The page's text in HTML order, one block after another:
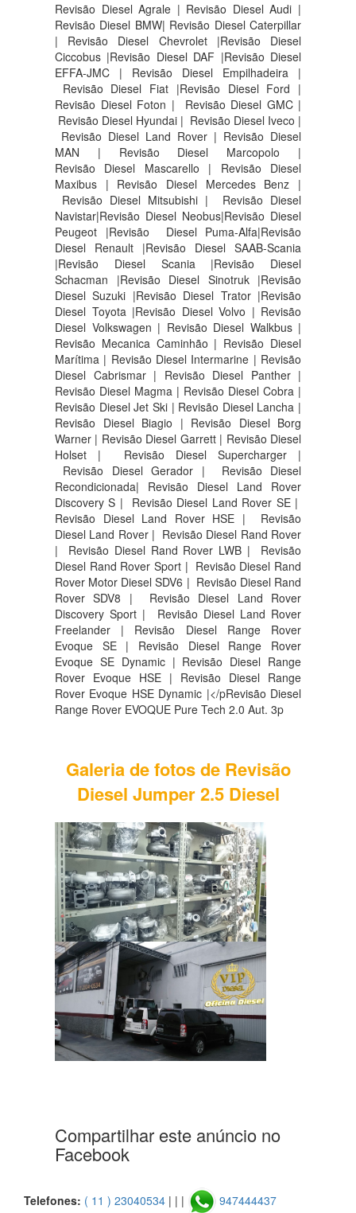
Revisão Diesel Agrale | Revisão Diesel Audi |
Revisão Diesel BMW| Revisão Diesel Caterpillar
| Revisão Diesel Chevrolet |Revisão Diesel
Ciccobus |Revisão Diesel DAF |Revisão Diesel
EFFA-JMC | Revisão Diesel Empilhadeira |
Revisão Diesel Fiat |Revisão Diesel Ford |
Revisão Diesel Foton | Revisão Diesel GMC |
Revisão Diesel Hyundai | Revisão Diesel Iveco |
Revisão Diesel Land Rover | Revisão Diesel
MAN | Revisão Diesel Marcopolo |
Revisão Diesel Mascarello | Revisão Diesel
Maxibus | Revisão Diesel Mercedes Benz |
Revisão Diesel Mitsubishi | Revisão Diesel
Navistar|Revisão Diesel Neobus|Revisão Diesel
Peugeot |Revisão Diesel Puma-Alfa|Revisão
Diesel Renault |Revisão Diesel SAAB-Scania
|Revisão Diesel Scania |Revisão Diesel
Schacman |Revisão Diesel Sinotruk |Revisão
Diesel Suzuki |Revisão Diesel Trator |Revisão
Diesel Toyota |Revisão Diesel Volvo | Revisão
Diesel Volkswagen | Revisão Diesel Walkbus |
Revisão Mecanica Caminhão | Revisão Diesel
Marítima | Revisão Diesel Intermarine | Revisão
Diesel Cabrismar | Revisão Diesel Panther |
Revisão Diesel Magma | Revisão Diesel Cobra |
Revisão Diesel Jet Ski | Revisão Diesel Lancha |
Revisão Diesel Biagio | Revisão Diesel Borg
Warner | Revisão Diesel Garrett | Revisão Diesel
Holset | Revisão Diesel Supercharger |
Revisão Diesel Gerador | Revisão Diesel
Recondicionada| Revisão Diesel Land Rover
Discovery S |
Revisão Diesel Land Rover SE |
Revisão Diesel Land Rover HSE |
Revisão
Diesel Land Rover | Revisão Diesel Rand Rover
|
Revisão Diesel Rand Rover LWB |
Revisão
Diesel Rand Rover Sport | Revisão Diesel Rand
Rover Motor Diesel SDV6 | Revisão Diesel Rand
Rover SDV8 |
Revisão Diesel Land Rover
Discovery Sport |
Revisão Diesel Land Rover
Freelander | Revisão Diesel Range Rover
Evoque SE | Revisão Diesel Range Rover
Evoque SE Dynamic | Revisão Diesel Range
Rover Evoque HSE | Revisão Diesel Range
Rover Evoque HSE Dynamic |</pRevisão Diesel
Range Rover EVOQUE Pure Tech 2.0 Aut. 3p
Galeria de fotos de Revisão
Diesel Jumper 2.5 Diesel
Compartilhar este anúncio no
Facebook
Telefones: ( 11 ) 23040534 | | | 947444437